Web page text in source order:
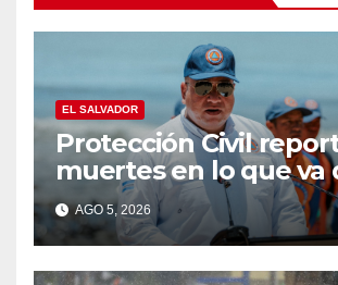
EL SALVADOR
Protección Civil
muertes en lo que va
vacaciones de agosto
AGO 5, 2026